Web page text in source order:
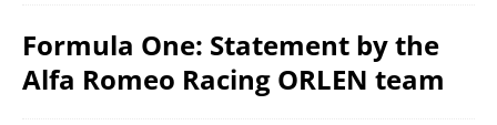
Formula One: Statement by the
Alfa Romeo Racing ORLEN team